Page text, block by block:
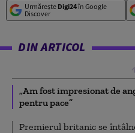
Urmărește Digi24în Google
Discover
DIN ARTICOL
„Am fost impresionat de
pentru pace”
Premierul britanic se